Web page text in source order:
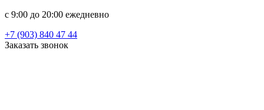
c 9:00 до 20:00 ежедневно
+7 (903) 840 47 44
Заказать звонок